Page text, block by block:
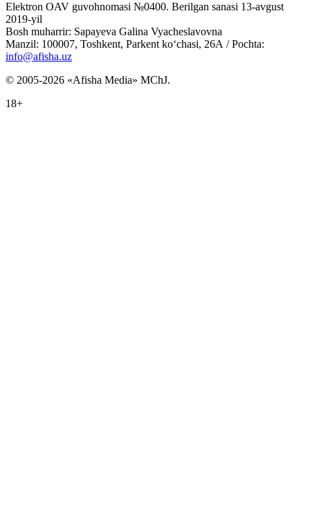
Elektron OAV guvohnomasi №0400. Berilgan sanasi 13-avgust
2019-yil
Bosh muharrir: Sapayeva Galina Vyacheslavovna
Manzil: 100007, Toshkent, Parkent ko‘chasi, 26А / Pochta:
info@afisha.uz
© 2005-2026 «Afisha Media» MChJ.
18+